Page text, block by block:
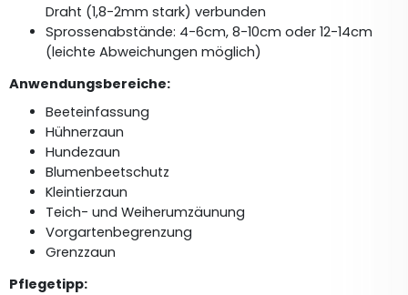
Draht (1,8-2mm stark) verbunden
Sprossenabstände: 4-6cm, 8-10cm oder 12-14cm
(leichte Abweichungen möglich)
Anwendungsbereiche:
Beeteinfassung
Hühnerzaun
Hundezaun
Blumenbeetschutz
Kleintierzaun
Teich- und Weiherumzäunung
Vorgartenbegrenzung
Grenzzaun
Pflegetipp: